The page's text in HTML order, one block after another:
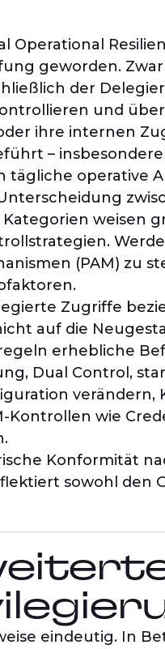
geworden.
der
und
ihre internen
–
tägliche operative
weisen
(PAM) zu
Zugriffe
auf die
erhebliche
Dual Control,
wie
Konformität
sowohl den
eindeutig. In